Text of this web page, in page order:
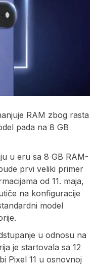
RAM zbog rasta
pada na 8 GB
u eru sa 8 GB RAM-
prvi veliki primer
od 11. maja,
na konfiguracije
model
u odnosu na
je startovala sa 12
Pixel 11 u osnovnoj